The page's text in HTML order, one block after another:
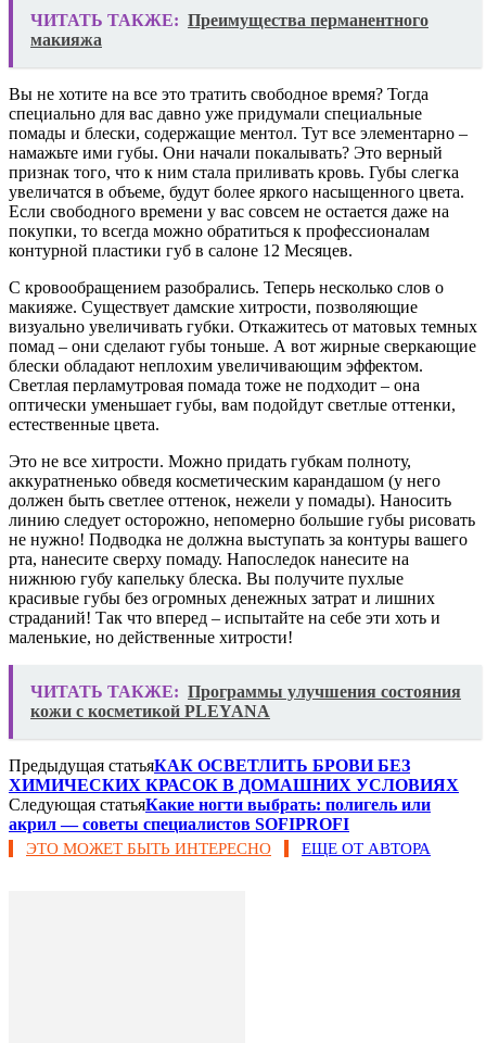
ЧИТАТЬ ТАКЖЕ: Преимущества перманентного
макияжа
Вы не хотите на все это тратить свободное время? Тогда
специально для вас давно уже придумали специальные
помады и блески, содержащие ментол. Тут все элементарно –
намажьте ими губы. Они начали покалывать? Это верный
признак того, что к ним стала приливать кровь. Губы слегка
увеличатся в объеме, будут более яркого насыщенного цвета.
Если свободного времени у вас совсем не остается даже на
покупки, то всегда можно обратиться к профессионалам
контурной пластики губ в салоне 12 Месяцев.
С кровообращением разобрались. Теперь несколько слов о
макияже. Существует дамские хитрости, позволяющие
визуально увеличивать губки. Откажитесь от матовых темных
помад – они сделают губы тоньше. А вот жирные сверкающие
блески обладают неплохим увеличивающим эффектом.
Светлая перламутровая помада тоже не подходит – она
оптически уменьшает губы, вам подойдут светлые оттенки,
естественные цвета.
Это не все хитрости. Можно придать губкам полноту,
аккуратненько обведя косметическим карандашом (у него
должен быть светлее оттенок, нежели у помады). Наносить
линию следует осторожно, непомерно большие губы рисовать
не нужно! Подводка не должна выступать за контуры вашего
рта, нанесите сверху помаду. Напоследок нанесите на
нижнюю губу капельку блеска. Вы получите пухлые
красивые губы без огромных денежных затрат и лишних
страданий! Так что вперед – испытайте на себе эти хоть и
маленькие, но действенные хитрости!
ЧИТАТЬ ТАКЖЕ: Программы улучшения состояния
кожи с косметикой PLEYANA
Предыдущая статьяКАК ОСВЕТЛИТЬ БРОВИ БЕЗ
ХИМИЧЕСКИХ КРАСОК В ДОМАШНИХ УСЛОВИЯХ
Следующая статьяКакие ногти выбрать: полигель или
акрил — советы специалистов SOFIPROFI
ЭТО МОЖЕТ БЫТЬ ИНТЕРЕСНО ЕЩЕ ОТ АВТОРА